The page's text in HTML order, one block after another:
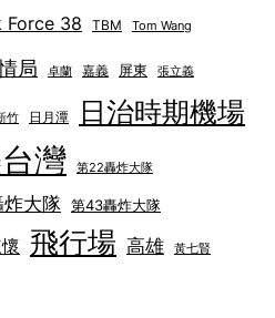
Force 38 TBM Tom Wang
局 卓蘭 嘉義 屏東 張立義
竹 日月潭 日治時期機場
灣 第22轟炸大隊
大隊 第43轟炸大隊
飛行場 高雄 黃七賢